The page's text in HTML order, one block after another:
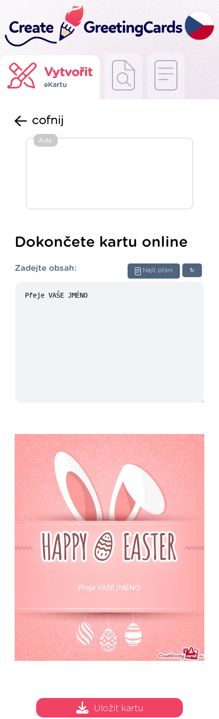
Vytvořit
eKartu
cofnij
Ads
Dokončete kartu online
↻
Najít přání
Zadejte obsah:
Uložit kartu